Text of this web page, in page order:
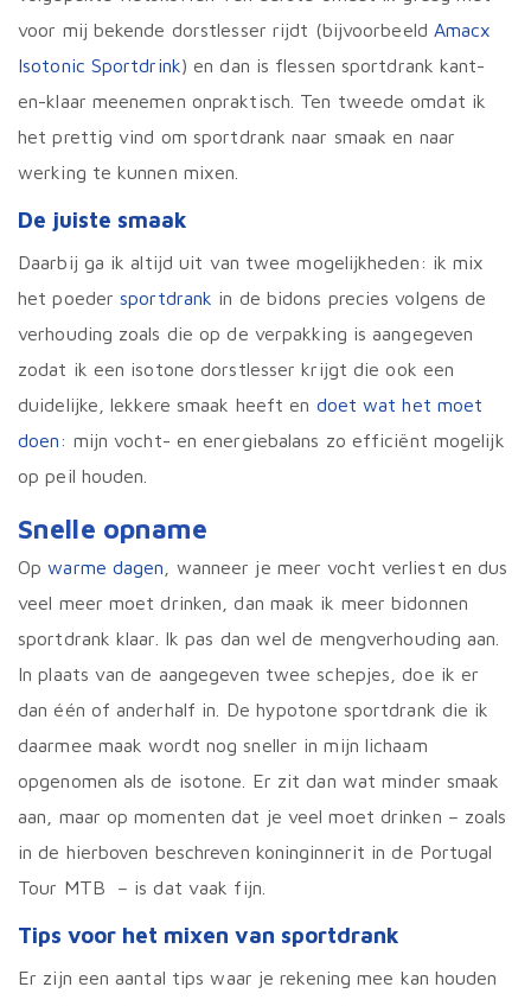
voor mij bekende dorstlesser rijdt (bijvoorbeeld Amacx
Isotonic Sportdrink) en dan is flessen sportdrank kant-
en-klaar meenemen onpraktisch. Ten tweede omdat ik
het prettig vind om sportdrank naar smaak en naar
werking te kunnen mixen.
De juiste smaak
Daarbij ga ik altijd uit van twee mogelijkheden: ik mix
het poedersportdrank in de bidons precies volgens de
verhouding zoals die op de verpakking is aangegeven
zodat ik een isotone dorstlesser krijgt die ook een
duidelijke, lekkere smaak heeft en doet wat het moet
doen: mijn vocht- en energiebalans zo efficiënt mogelijk
op peil houden.
Snelle opname
Opwarme dagen , wanneer je meer vocht verliest en dus
veel meer moet drinken, dan maak ik meer bidonnen
sportdrank klaar. Ik pas dan wel de mengverhouding aan.
In plaats van de aangegeven twee schepjes, doe ik er
dan één of anderhalf in. De hypotone sportdrank die ik
daarmee maak wordt nog sneller in mijn lichaam
opgenomen als de isotone. Er zit dan wat minder smaak
aan, maar op momenten dat je veel moet drinken – zoals
in de hierboven beschreven koninginnerit in de Portugal
Tour MTB – is dat vaak fijn.
Tips voor het mixen van sportdrank
Er zijn een aantal tips waar je rekening mee kan houden